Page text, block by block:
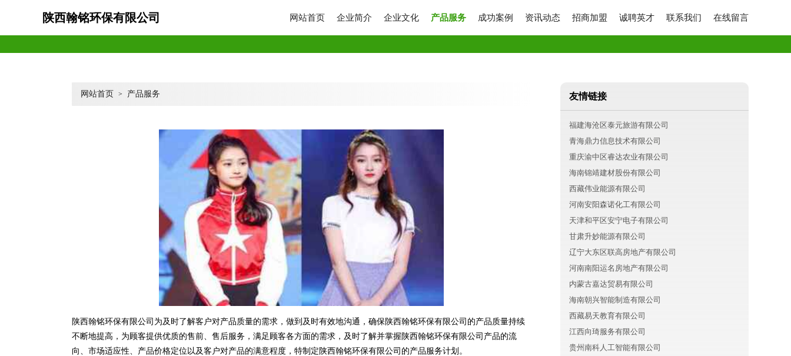
陕西翰铭环保有限公司 网站首页 企业简介 企业文化 产品服务 成功案例 资讯动态 招商加盟 诚聘英才 联系我们 在线留言
网站首页 > 产品服务
陕西翰铭环保有限公司为及时了解客户对产品质量的需求，做到及时有效地沟通，确保陕西翰铭环保有限公司的产品质量持续
不断地提高，为顾客提供优质的售前、售后服务，满足顾客各方面的需求，及时了解并掌握陕西翰铭环保有限公司产品的流
向、市场适应性、产品价格定位以及客户对产品的满意程度，特制定陕西翰铭环保有限公司的产品服务计划。
友情链接
福建海沧区泰元旅游有限公司
青海鼎力信息技术有限公司
重庆渝中区睿达农业有限公司
海南锦靖建材股份有限公司
西藏伟业能源有限公司
河南安阳森诺化工有限公司
天津和平区安宁电子有限公司
甘肃升妙能源有限公司
辽宁大东区联高房地产有限公司
河南南阳运名房地产有限公司
内蒙古嘉达贸易有限公司
海南朝兴智能制造有限公司
西藏易天教育有限公司
江西向琦服务有限公司
贵州南科人工智能有限公司